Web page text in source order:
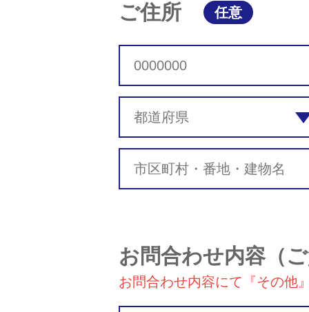
ご住所 任意
お問合わせ内容（
お問合わせ内容にて『その他